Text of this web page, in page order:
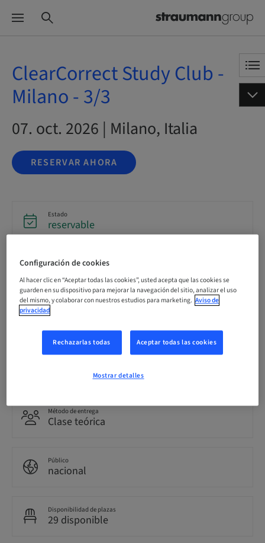
ClearCorrect Study Club -
Milano - 3/3
07. oct. 2026 | Milano, Italia
RESERVAR AHORA
Estado
reservable
Fecha límite de registro
07. oct. 2026 (UTC+1)
Idioma
0.00 Puntos
Método de entrega
Clase teórica
Público
nacional
Disponibilidad de plazas
29 disponible
Configuración de cookies
Al hacer clic en “Aceptar todas las cookies”, usted acepta que las cookies se
guarden en su dispositivo para mejorar la navegación del sitio, analizar el uso
del mismo, y colaborar con nuestros estudios para marketing. Aviso de
privacidad
Rechazarlas todas Aceptar todas las cookies
Mostrar detalles